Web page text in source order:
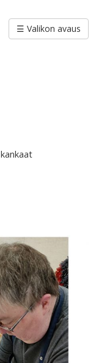
☰ Valikon avaus
kankaat